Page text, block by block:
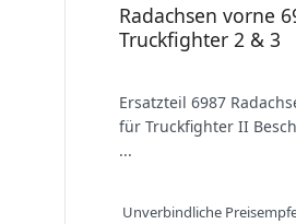
Radachsen vorne
Truckfighter 2 & 3
Ersatzteil 6987
für Truckfighter II
...
Unverbindliche